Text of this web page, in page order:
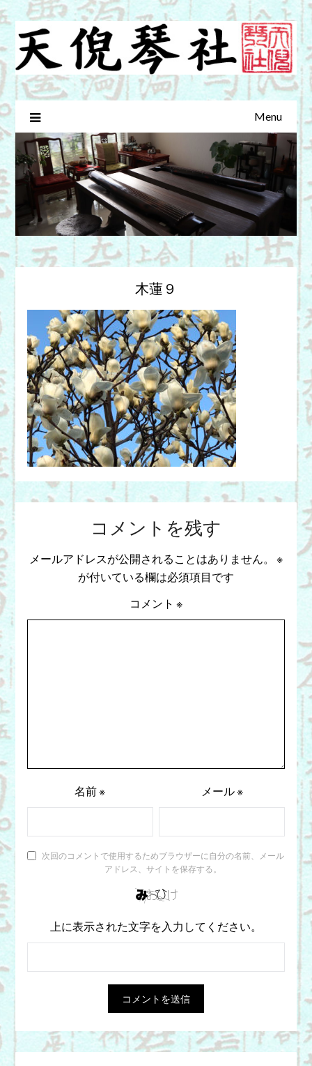
Skip
to
content
Menu
木蓮９
コメントを残す
メールアドレスが公開されることはありません。
※
が付いている欄は必須項目です
コメント ※
名前※ メール※
次回のコメントで使用するためブラウザーに自分の名前、メール
アドレス、サイトを保存する。
上に表示された文字を入力してください。